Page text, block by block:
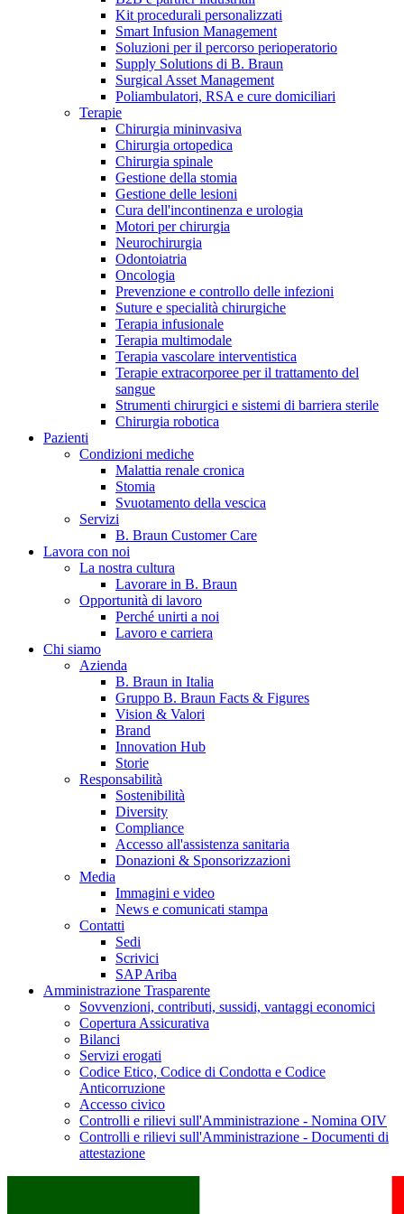
Catalogo prodotti
Trova il prodotto che stai cercando. Visita il catalogo B.
Braun con il nostro portfolio completo.
Hai domande o richieste? Scrivici per entrare subito in
contatto con un nostro referente.
B. Braun in Italia
Scopri chi siamo ed entra nel mondo di B. Braun in Italia: 4
sedi, 4 aziende, più di 700 dipendenti e un Centro di
Eccellenza a livello globale.
Kit procedurali personalizzati
Smart Infusion Management
Soluzioni per il percorso perioperatorio
Supply Solutions di B. Braun
Surgical Asset Management
Poliambulatori, RSA e cure domiciliari
Terapie
Chirurgia mininvasiva
Chirurgia ortopedica
Chirurgia spinale
Gestione della stomia
Gestione delle lesioni
Cura dell'incontinenza e urologia
Motori per chirurgia
Neurochirurgia
Odontoiatria
Oncologia
Prevenzione e controllo delle infezioni
Suture e specialità chirurgiche
Terapia infusionale
Terapia multimodale
Terapia vascolare interventistica
Terapie extracorporee per il trattamento del
sangue
Strumenti chirurgici e sistemi di barriera sterile
Chirurgia robotica
Pazienti
Condizioni mediche
Malattia renale cronica
Stomia
Svuotamento della vescica
Servizi
B. Braun Customer Care
Lavora con noi
La nostra cultura
Lavorare in B. Braun
Opportunità di lavoro
Perché unirti a noi
Lavoro e carriera
Chi siamo
Azienda
B. Braun in Italia
Gruppo B. Braun Facts & Figures
Vision & Valori
Brand
Innovation Hub
Storie
Responsabilità
Sostenibilità
Diversity
Compliance
Accesso all'assistenza sanitaria
Donazioni & Sponsorizzazioni
Media
Immagini e video
News e comunicati stampa
Contatti
Sedi
Scrivici
SAP Ariba
Amministrazione Trasparente
Sovvenzioni, contributi, sussidi, vantaggi economici
Copertura Assicurativa
Bilanci
Servizi erogati
Codice Etico, Codice di Condotta e Codice
Anticorruzione
Accesso civico
Controlli e rilievi sull'Amministrazione - Nomina OIV
Controlli e rilievi sull'Amministrazione - Documenti di
attestazione